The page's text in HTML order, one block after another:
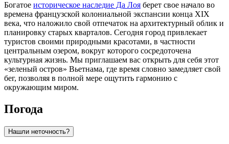
Богатое историческое наследие Да Лоя берет свое начало во
времена французской колониальной экспансии конца XIX
века, что наложило свой отпечаток на архитектурный облик и
планировку старых кварталов. Сегодня город привлекает
туристов своими природными красотами, в частности
центральным озером, вокруг которого сосредоточена
культурная жизнь. Мы приглашаем вас открыть для себя этот
«зеленый остров» Вьетнама, где время словно замедляет свой
бег, позволяя в полной мере ощутить гармонию с
окружающим миром.
Погода
Нашли неточность?